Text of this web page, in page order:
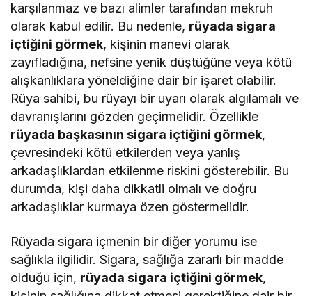
karşılanmaz ve bazı alimler tarafından mekruh
olarak kabul edilir. Bu nedenle, rüyada sigara
içtiğini görmek, kişinin manevi olarak
zayıfladığına, nefsine yenik düştüğüne veya kötü
alışkanlıklara yöneldiğine dair bir işaret olabilir.
Rüya sahibi, bu rüyayı bir uyarı olarak algılamalı ve
davranışlarını gözden geçirmelidir. Özellikle
rüyada başkasının sigara içtiğini görmek,
çevresindeki kötü etkilerden veya yanlış
arkadaşlıklardan etkilenme riskini gösterebilir. Bu
durumda, kişi daha dikkatli olmalı ve doğru
arkadaşlıklar kurmaya özen göstermelidir.
Rüyada sigara içmenin bir diğer yorumu ise
sağlıkla ilgilidir. Sigara, sağlığa zararlı bir madde
olduğu için, rüyada sigara içtiğini görmek,